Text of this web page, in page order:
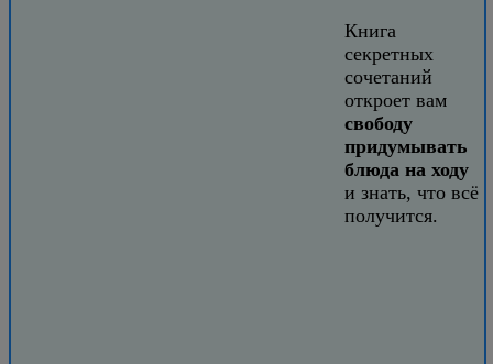
Книга
секретных
сочетаний
откроет вам
свободу
придумывать
блюда на ходу
и знать, что всё
получится.